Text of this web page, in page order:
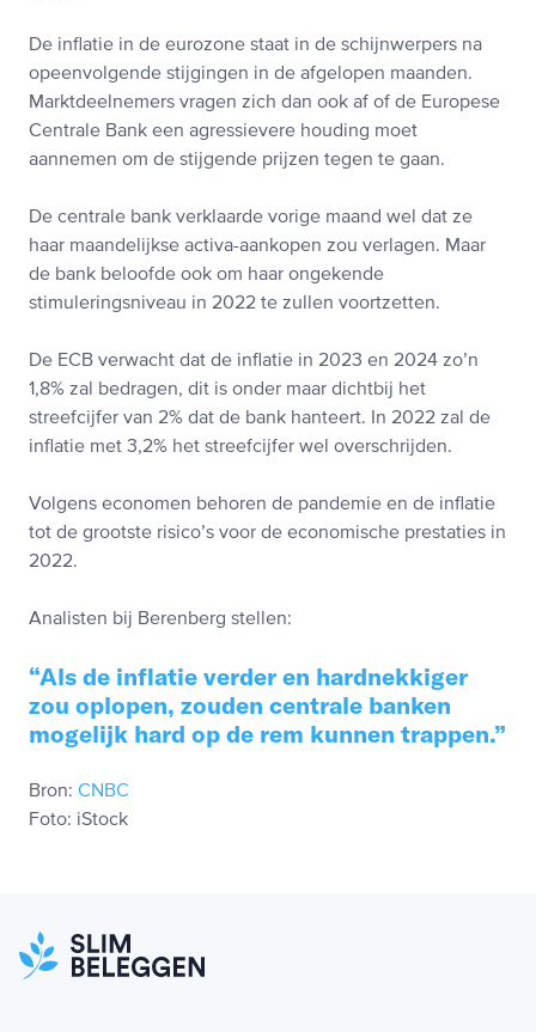
De inflatie in de eurozone staat in de schijnwerpers na
opeenvolgende stijgingen in de afgelopen maanden.
Marktdeelnemers vragen zich dan ook af of de Europese
Centrale Bank een agressievere houding moet
aannemen om de stijgende prijzen tegen te gaan.
De centrale bank verklaarde vorige maand wel dat ze
haar maandelijkse activa-aankopen zou verlagen. Maar
de bank beloofde ook om haar ongekende
stimuleringsniveau in 2022 te zullen voortzetten.
De ECB verwacht dat de inflatie in 2023 en 2024 zo’n
1,8% zal bedragen, dit is onder maar dichtbij het
streefcijfer van 2% dat de bank hanteert. In 2022 zal de
inflatie met 3,2% het streefcijfer wel overschrijden.
Volgens economen behoren de pandemie en de inflatie
tot de grootste risico’s voor de economische prestaties in
2022.
Analisten bij Berenberg stellen:
Als de inflatie verder en hardnekkiger
zou oplopen, zouden centrale banken
mogelijk hard op de rem kunnen trappen.
Bron: CNBC
Foto: iStock